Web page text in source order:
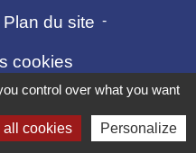
Plan du site -
cookies
Réseau des Communes
control over what you want
all cookies Personalize